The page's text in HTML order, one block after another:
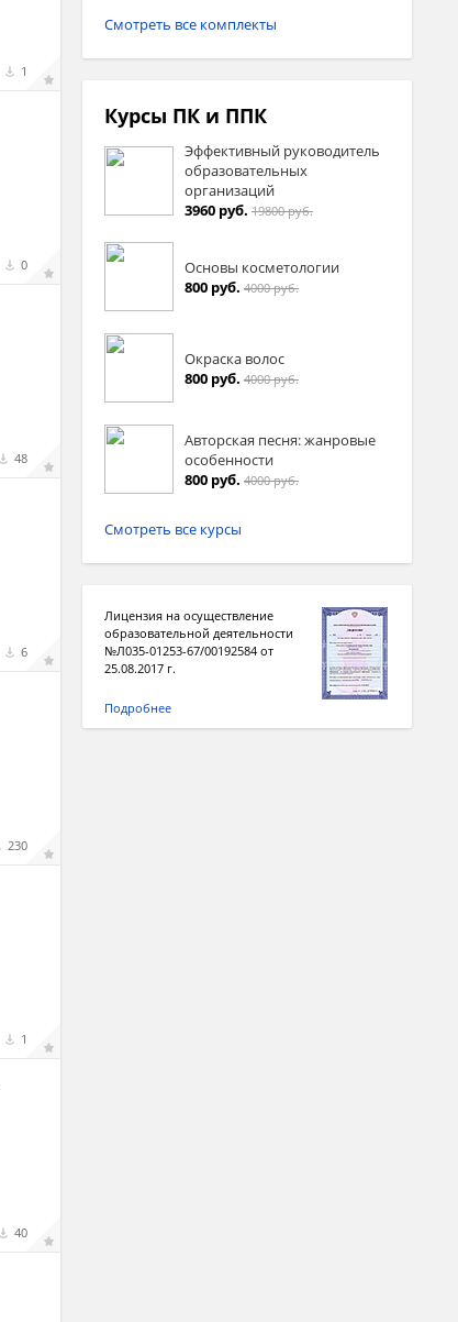
1
0
48
6
230
1
40
Смотреть все комплекты
Курсы ПК и ППК
Эффективный руководитель
образовательных
организаций
3960 руб. 19800 руб.
Основы косметологии
800 руб. 4000 руб.
Окраска волос
800 руб. 4000 руб.
Авторская песня: жанровые
особенности
800 руб. 4000 руб.
Смотреть все курсы
Лицензия на осуществление
образовательной деятельности
№Л035-01253-67/00192584 от
25.08.2017 г.
Подробнее